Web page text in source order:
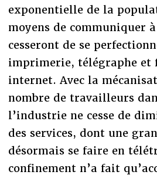
exponentielle de la
moyens de communiquer
cesseront de se
imprimerie, télégraphe et
internet. Avec la
nombre de travailleurs
l’industrie ne cesse de
des services, dont une
désormais se faire en
confinement n’a fait